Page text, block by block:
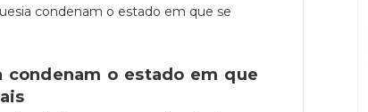
condenam o estado em que